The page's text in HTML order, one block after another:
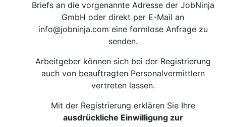
Briefs an die vorgenannte Adresse der JobNinja
GmbH oder direkt per E-Mail an
info@jobninja.com eine formlose Anfrage zu
senden.
Arbeitgeber können sich bei der Registrierung
auch von beauftragten Personalvermittlern
vertreten lassen.
Mit der Registrierung erklären Sie Ihre
ausdrückliche Einwilligung zur